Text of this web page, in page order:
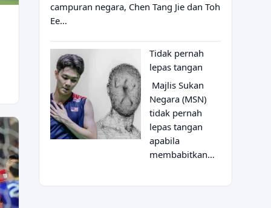
campuran negara, Chen Tang Jie dan Toh
Ee…
Tidak pernah
lepas tangan
Majlis Sukan
Negara (MSN)
tidak pernah
lepas tangan
apabila
membabitkan…